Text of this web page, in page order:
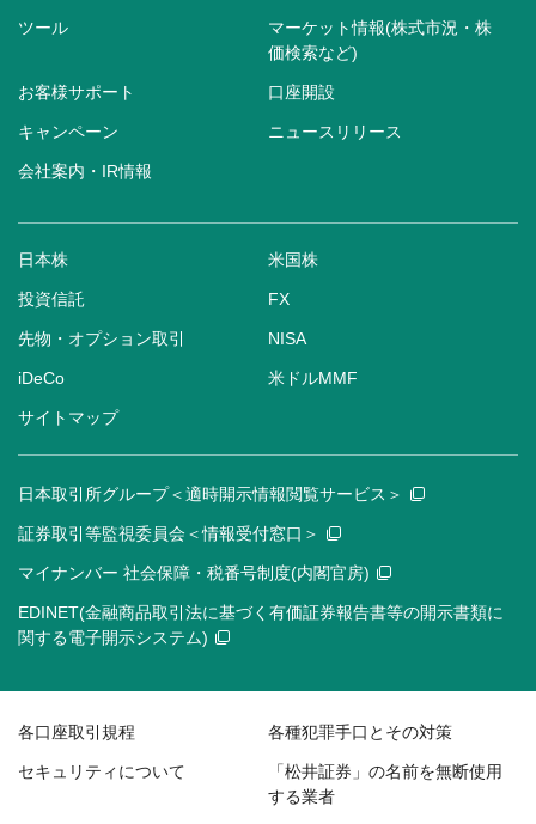
ツール
マーケット情報(株式市況・株
価検索など)
お客様サポート 口座開設
キャンペーン ニュースリリース
会社案内・IR情報
日本株 米国株
投資信託 FX
先物・オプション取引 NISA
iDeCo 米ドルMMF
サイトマップ
日本取引所グループ＜適時開示情報閲覧サービス＞
証券取引等監視委員会＜情報受付窓口＞
マイナンバー 社会保障・税番号制度(内閣官房)
EDINET(金融商品取引法に基づく有価証券報告書等の開示書類に
関する電子開示システム)
各口座取引規程 各種犯罪手口とその対策
セキュリティについて
「松井証券」の名前を無断使用
する業者